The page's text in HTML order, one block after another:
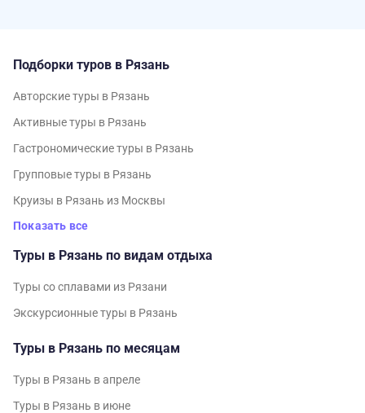
Подборки туров в Рязань
Авторские туры в Рязань
Активные туры в Рязань
Гастрономические туры в Рязань
Групповые туры в Рязань
Круизы в Рязань из Москвы
Показать все
Туры в Рязань по видам отдыха
Туры со сплавами из Рязани
Экскурсионные туры в Рязань
Туры в Рязань по месяцам
Туры в Рязань в апреле
Туры в Рязань в июне